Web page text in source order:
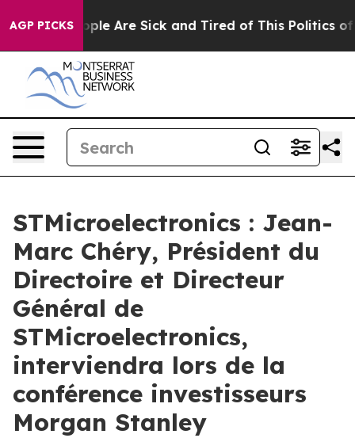
AGP PICKS“People Are Sick and Tired of This Politics of
STMicroelectronics : Jean-
Marc Chéry, Président du
Directoire et Directeur
Général de
STMicroelectronics,
interviendra lors de la
conférence investisseurs
Morgan Stanley